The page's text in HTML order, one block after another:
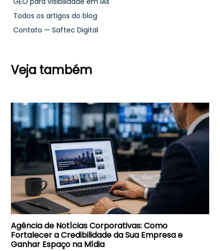
Todos os artigos do blog
Contato — Saftec Digital
Veja também
Agência de Notícias Corporativas: Como
Fortalecer a Credibilidade da Sua Empresa e
Ganhar Espaço na Mídia